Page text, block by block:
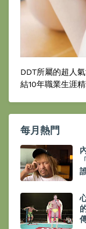
DDT所屬的超人
結10年職業生涯
每月熱門